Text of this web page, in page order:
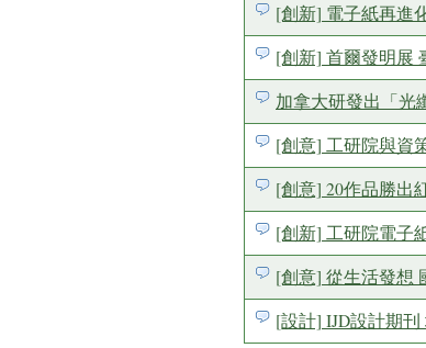
[創新] 電子紙再進
[創新] 首爾發明展
加拿大研發出「光
[創意] 工研院與資
[創意] 20作品勝出
[創新] 工研院電子
[創意] 從生活發想
[設計] IJD設計期